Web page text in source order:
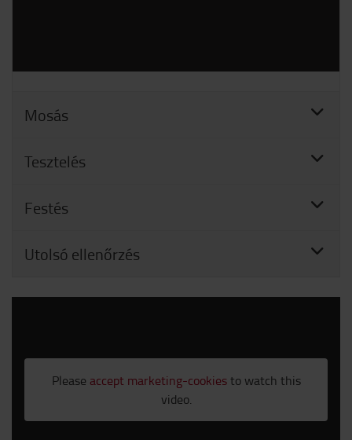
Mosás
Tesztelés
Festés
Utolsó ellenőrzés
Please accept marketing-cookiesto watch this
video.